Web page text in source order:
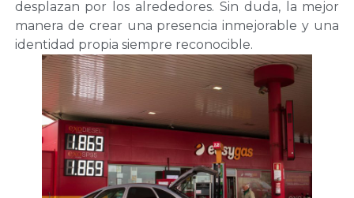
desplazan por los alrededores. Sin duda, la mejor
manera de crear una presencia inmejorable y una
identidad propia siempre reconocible.